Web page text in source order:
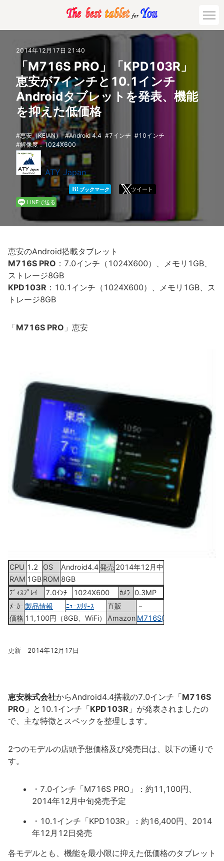
活用対策と事例
主要機種の比較
ゲーミング
2014年12月17日 21:40
「M716S PRO」「KPD103R」
恵安が7インチと10.1インチ
Androidタブレットを発表、機能
を抑えた低価格
恵安（KEIAN） Android 4.4 7インチ
10インチ
解像度：1024X600
ATY Japan
B! ブックマーク
ツイート
LINEで送る
恵安のAndroid搭載タブレット
M716S PRO ：7.0インチ（1024X600）、メモリ1GB、
ストレージ8GB
KPD103R ：10.1インチ（1024X600）、メモリ1GB、ス
トレージ8GB
「M716S PRO 」恵安
CPU 1.2 OS Android4.4発売 2014年12月中旬
RAM 1GB ROM 8GB
ﾃﾞｨｽﾌﾟﾚｲ
7.0ｲﾝﾁ 1024X600 ｶﾒﾗ
0.3MP
ﾒｰｶｰ 製品情報 ﾆｭｰｽﾘﾘ-ｽ 直販
－
価格 11,100円（8GB、WiFi） Amazon M716S(16GB)
更新 2014年12月17日
恵安株式会社からAndroid4.4搭載の7.0インチ「M716S
PRO 」と10.1インチ「KPD103R 」が発表されましたの
で、主な特徴とスペックを整理します。
2つのモデルの店頭予想価格及び発売日は、以下の通りで
す。
・7.0インチ「M716S PRO」：約11,100円、
2014年12月中旬発売予定
・10.1インチ「KPD103R」：約16,400円、2014
年12月12日発売
各モデルとも、機能を最小限に抑えた低価格のタブレット